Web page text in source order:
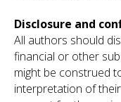
Disclosure and
All authors should
financial or other
might be construed
interpretation of